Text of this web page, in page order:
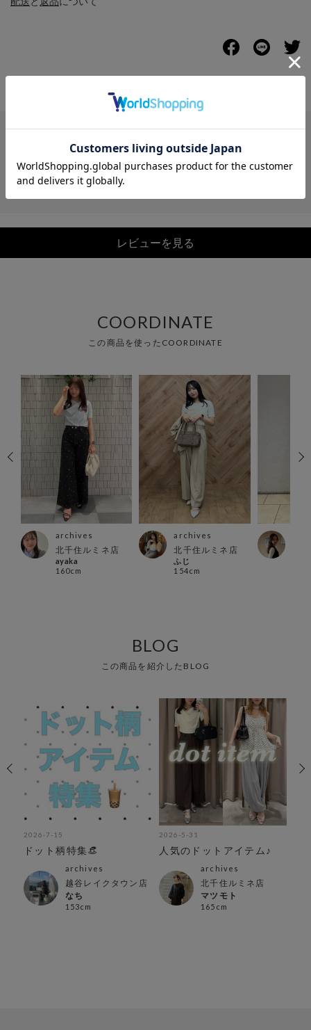
レビュー
レビューを見る
COORDINATE
この商品を使ったCOORDINATE
archives
北千住ルミネ店
ayaka
160cm
archives
北千住ルミネ店
ふじ
154cm
BLOG
この商品を紹介したBLOG
2026-7-15
ドット柄特集👒
archives
越谷レイクタウン店
なち
153cm
2026-5-31
人気のドットアイテム♪
archives
北千住ルミネ店
マツモト
165cm